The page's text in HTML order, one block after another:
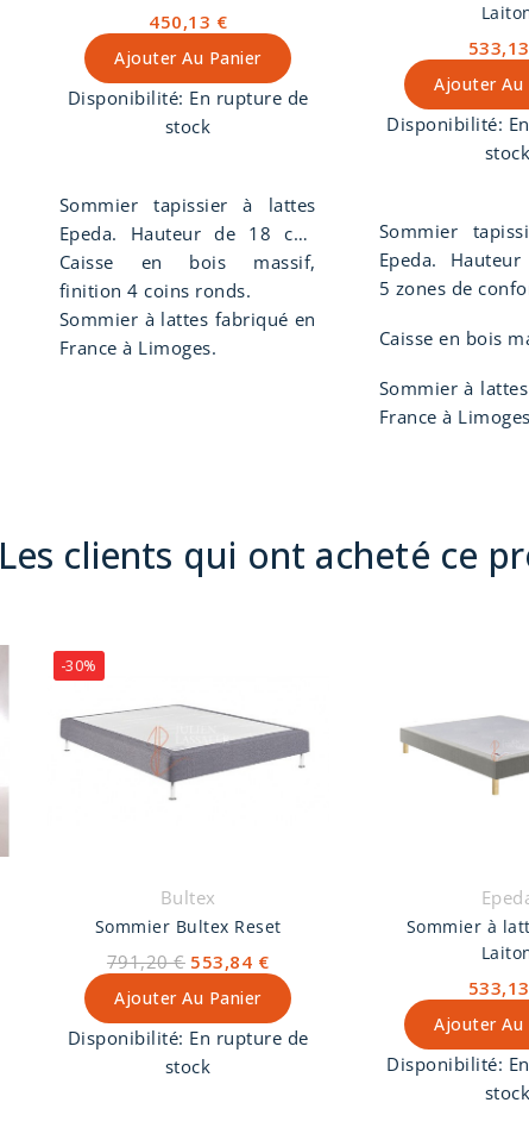
450,13 €
Ajouter Au Panier
Disponibilité: En rupture de
stock
Sommier tapissier à lattes
Epeda. Hauteur de 18 cm,
suspension lattes massives,
finition hôtellerie, confort
ferme.
Caisse en bois massif,
finition 4 coins ronds.
Sommier à lattes fabriqué en
France à Limoges.
Ajouter Au
Disponibilité:
stock
Sommier
Epeda.
suspension
5 zones de
Caisse en bois
Sommier à
France à
Les clients qui ont acheté ce
-30%
Bultex
Sommier Bultex Reset
791,20 € 553,84 €
Ajouter Au Panier
Disponibilité: En rupture de
stock
Sommier à
Ajouter Au
Disponibilité:
stock